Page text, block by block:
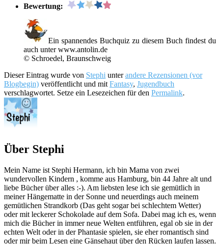
Bewertung:
Ein spannendes Buchquiz zu diesem Buch findest du
auch unter www.antolin.de
© Schroedel, Braunschweig
Dieser Eintrag wurde von Stephi unterandere Rezensionen (vor
Blogbegin) veröffentlicht und mit Fantasy, Jugendbuch
verschlagwortet. Setze ein Lesezeichen für den Permalink.
Über Stephi
Mein Name ist Stephi Hermann, ich bin Mama von zwei
wundervollen Kindern , komme aus Hamburg, bin 44 Jahre alt und
liebe Bücher über alles :-). Am liebsten lese ich sie gemütlich in
meiner Hängematte in der Sonne und neuerdings auch meinem
gemütlichen Strandkorb (Das geht sogar bei schlechtem Wetter)
oder mit leckerer Schokolade auf dem Sofa. Dabei mag ich es, wenn
mich die Bücher in immer neue Welten entführen, egal ob sie in der
echten Welt oder in der Phantasie spielen, sie eher romantisch sind
oder mir beim Lesen eine Gänsehaut über den Rücken laufen lassen.